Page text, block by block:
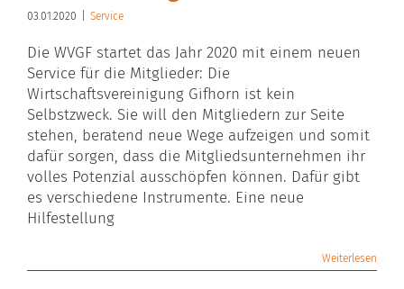
03.01.2020 Service
Die WVGF startet das Jahr 2020 mit einem neuen
Service für die Mitglieder: Die
Wirtschaftsvereinigung Gifhorn ist kein
Selbstzweck. Sie will den Mitgliedern zur Seite
stehen, beratend neue Wege aufzeigen und somit
dafür sorgen, dass die Mitgliedsunternehmen ihr
volles Potenzial ausschöpfen können. Dafür gibt
es verschiedene Instrumente. Eine neue
Hilfestellung
Weiterlesen